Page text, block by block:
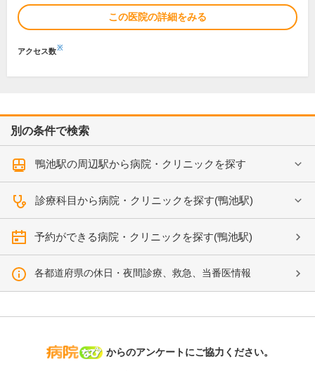
この医院の詳細をみる
アクセス数※
別の条件で検索
鴨池駅の周辺駅から病院・クリニックを探す
診療科目から病院・クリニックを探す(鴨池駅)
予約ができる病院・クリニックを探す(鴨池駅)
各都道府県の休日・夜間診療、救急、当番医情報
病院なび
からのアンケートにご協力ください。